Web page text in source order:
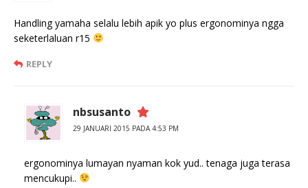
Handling yamaha selalu lebih apik yo plus ergonominya ngga
seketerlaluan r15
REPLY
nbsusanto
29 JANUARI 2015 PADA 4:53 PM
ergonominya lumayan nyaman kok yud.. tenaga juga terasa
mencukupi..